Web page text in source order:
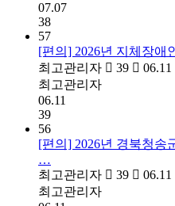
07.07
38
57
[편의] 2026년 지체장애
최고관리자
39
06.11
최고관리자
06.11
39
56
[편의] 2026년 경북청송
…
최고관리자
39
06.11
최고관리자